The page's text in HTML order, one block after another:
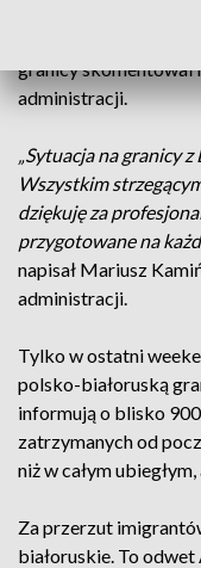
granicy
administracji.
„Sytuacja na granicy
Wszystkim
dziękuję za
przygotowane na
napisał Mariusz
administracji.
Tylko w ostatni
polsko-białoruską
informują o blisko
zatrzymanych od
niż w całym
Za przerzut
białoruskie. To